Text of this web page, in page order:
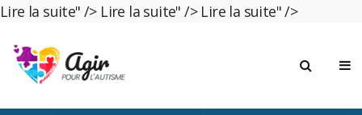
Lire la suite" /> Lire la suite" /> Lire la suite" />